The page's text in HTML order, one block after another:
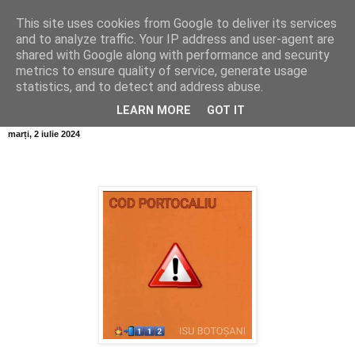
Info MILEANCA
BINE AȚI VENIT! *Jurnal online de informație și opinie;
Vineri 07 August, 2026
marți, 2 iulie 2024
This site uses cookies from Google to deliver its services
and to analyze traffic. Your IP address and user-agent are
shared with Google along with performance and security
metrics to ensure quality of service, generate usage
statistics, and to detect and address abuse.
LEARN MORE GOT IT